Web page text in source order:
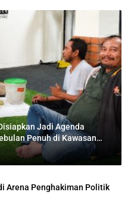
Jadi Agenda
Penuh di Kawasan
Arena Penghakiman Politik